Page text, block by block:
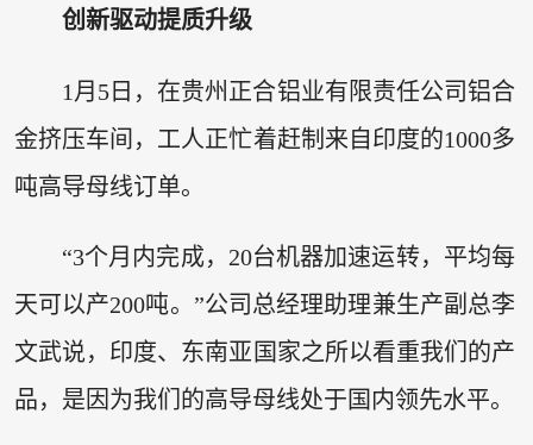
创新驱动提质升级
1月5日，在贵州正合铝业有限责任公司铝合
金挤压车间，工人正忙着赶制来自印度的1000多
吨高导母线订单。
“3个月内完成，20台机器加速运转，平均每
天可以产200吨。”公司总经理助理兼生产副总李
文武说，印度、东南亚国家之所以看重我们的产
品，是因为我们的高导母线处于国内领先水平。